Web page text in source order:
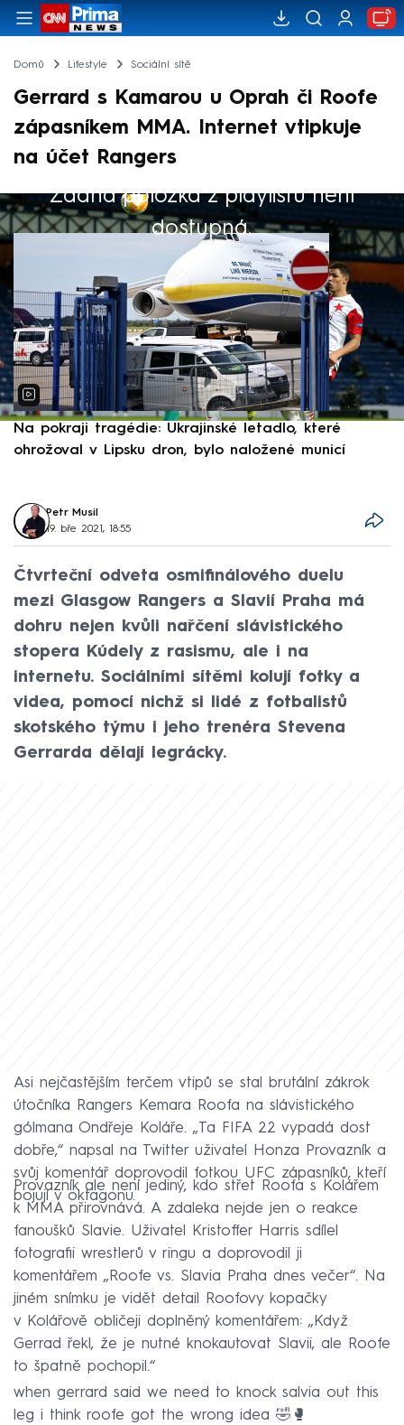
Domů Lifestyle Sociální sítě
Gerrard s Kamarou u Oprah či Roofe
zápasníkem MMA. Internet vtipkuje
na účet Rangers
Žádná položka z playlistu není
dostupná.
Výběr redakce
Na pokraji tragédie: Ukrajinské letadlo, které
ohrožoval v Lipsku dron, bylo naložené municí
Petr Musil
19. bře 2021, 18:55
Čtvrteční odveta osmifinálového duelu
mezi Glasgow Rangers a Slavií Praha má
dohru nejen kvůli nařčení slávistického
stopera Kúdely z rasismu, ale i na
internetu. Sociálními sítěmi kolují fotky a
videa, pomocí nichž si lidé z fotbalistů
skotského týmu i jeho trenéra Stevena
Gerrarda dělají legrácky.
Asi nejčastějším terčem vtipů se stal brutální zákrok
útočníka Rangers Kemara Roofa na slávistického
gólmana Ondřeje Koláře. „Ta FIFA 22 vypadá dost
dobře,“ napsal na Twitter uživatel Honza Provazník a
svůj komentář doprovodil fotkou UFC zápasníků, kteří
bojují v oktagonu.
Provazník ale není jediný, kdo střet Roofa s Kolářem
k MMA přirovnává. A zdaleka nejde jen o reakce
fanoušků Slavie. Uživatel Kristoffer Harris sdílel
fotografii wrestlerů v ringu a doprovodil ji
komentářem „Roofe vs. Slavia Praha dnes večer“. Na
jiném snímku je vidět detail Roofovy kopačky
v Kolářově obličeji doplněný komentářem: „Když
Gerrad řekl, že je nutné knokautovat Slavii, ale Roofe
to špatně pochopil.“
when gerrard said we need to knock salvia out this
leg i think roofe got the wrong idea 🤣🥊